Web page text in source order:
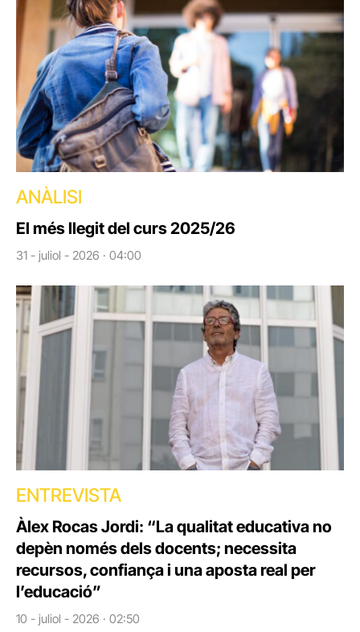
ANÀLISI
El més llegit del curs 2025/26
31 - juliol - 2026 · 04:00
ENTREVISTA
Àlex Rocas Jordi: “La qualitat educativa no
depèn només dels docents; necessita
recursos, confiança i una aposta real per
l’educació”
10 - juliol - 2026 · 02:50